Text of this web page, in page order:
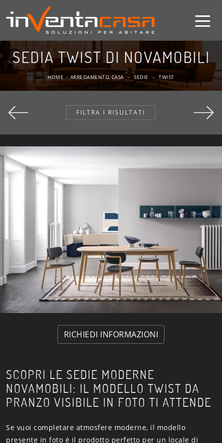
SEDIA TWIST DI NOVAMOBILI
HOME - ARREDAMENTO CASA - SEDIE - TWIST
FILTRA I RISULTATI
RICHIEDI INFORMAZIONI
SCOPRI LE SEDIE MODERNE
NOVAMOBILI: IL MODELLO TWIST DA
PRANZO VISIBILE IN FOTO TI ATTENDE
Se vuoi completare atmosfere moderne, il modello
presente in foto è il prodotto perfetto per un locale di